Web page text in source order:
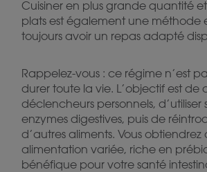
Cuisiner en plus grande quantité
plats est également une méthode
toujours avoir un repas adapté
Rappelez-vous : ce régime n’est
durer toute la vie. L’objectif est de
déclencheurs personnels, d’utiliser
enzymes digestives, puis de
d’autres aliments. Vous obtiendrez
alimentation variée, riche en
bénéfique pour votre santé